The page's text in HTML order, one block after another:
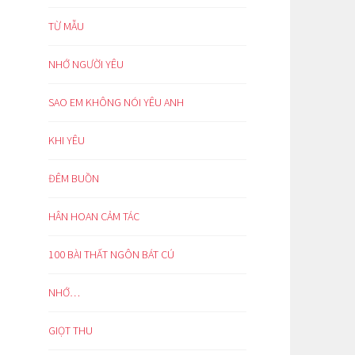
TỪ MẪU
NHỚ NGƯỜI YÊU
SAO EM KHÔNG NÓI YÊU ANH
KHI YÊU
ĐÊM BUỒN
HÂN HOAN CẢM TÁC
100 BÀI THẤT NGÔN BÁT CÚ
NHỚ…
GIỌT THU